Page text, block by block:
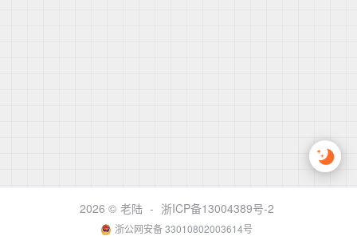
2026 © 老陆 - 浙ICP备13004389号-2
浙公网安备 33010802003614号